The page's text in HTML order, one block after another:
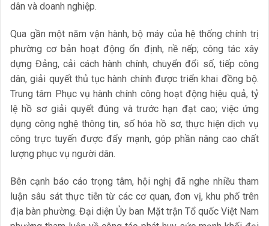
dân và doanh nghiệp.
Qua gần một năm vận hành, bộ máy của hệ thống chính trị
phường cơ bản hoạt động ổn định, nề nếp; công tác xây
dựng Đảng, cải cách hành chính, chuyển đổi số, tiếp công
dân, giải quyết thủ tục hành chính được triển khai đồng bộ.
Trung tâm Phục vụ hành chính công hoạt động hiệu quả, tỷ
lệ hồ sơ giải quyết đúng và trước hạn đạt cao; việc ứng
dụng công nghệ thông tin, số hóa hồ sơ, thực hiện dịch vụ
công trực tuyến được đẩy mạnh, góp phần nâng cao chất
lượng phục vụ người dân.
Bên cạnh báo cáo trọng tâm, hội nghị đã nghe nhiều tham
luận sâu sát thực tiễn từ các cơ quan, đơn vị, khu phố trên
địa bàn phường. Đại diện Ủy ban Mặt trận Tổ quốc Việt Nam